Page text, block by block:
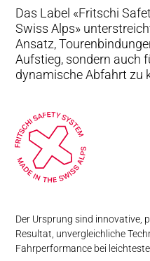
MEDIEN
Das Label «Fritschi
Swiss Alps»
Ansatz,
Aufstieg, sondern auch
dynamische Abfahrt zu
Der Ursprung sind innovative,
Resultat, unvergleichliche
Fahrperformance bei